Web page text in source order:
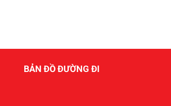
BẢN ĐỒ ĐƯỜNG ĐI